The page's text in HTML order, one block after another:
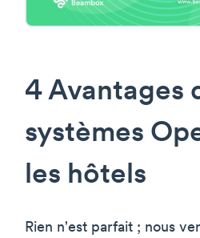
4 Avantages
systèmes
les hôtels
Rien n'est parfait ; nous